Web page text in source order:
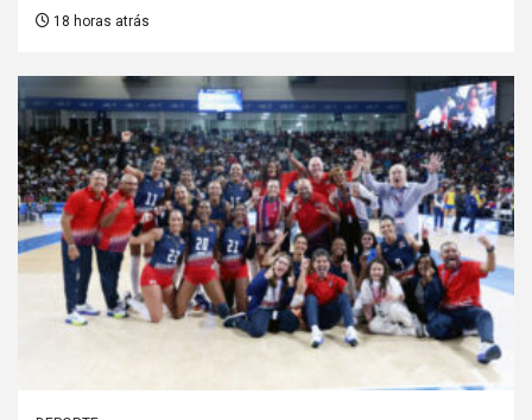
18 horas atrás